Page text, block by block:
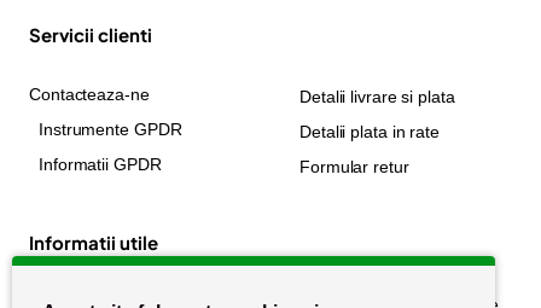
Servicii clienti
Contacteaza-ne
Instrumente GPDR
Informatii GPDR
Detalii livrare si plata
Detalii plata in rate
Formular retur
Informatii utile
Despre noi